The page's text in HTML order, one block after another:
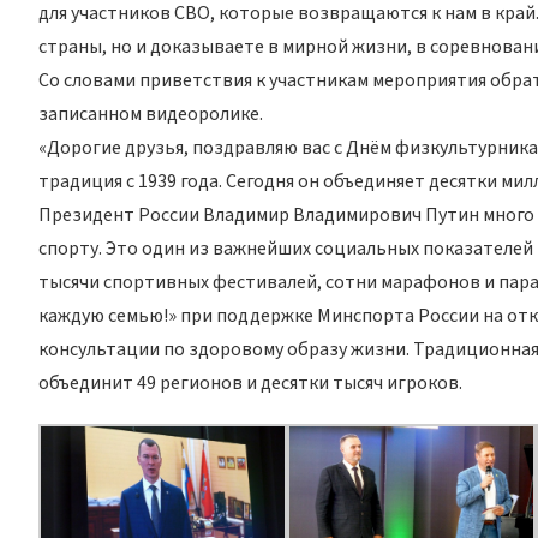
для участников СВО, которые возвращаются к нам в
страны, но и доказываете в мирной жизни, в
Со словами приветствия к участникам мероприятия
записанном видеоролике.
«Дорогие друзья, поздравляю вас с Днём
традиция с 1939 года. Сегодня он объединяет десятки
Президент России Владимир Владимирович Путин
спорту. Это один из важнейших социальных
тысячи спортивных фестивалей, сотни марафонов и
каждую семью!» при поддержке Минспорта России на
консультации по здоровому образу жизни.
объединит 49 регионов и десятки тысяч игроков.